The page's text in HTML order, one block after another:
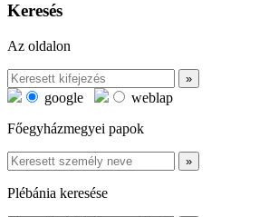
Keresés
Az oldalon
google
weblap
Főegyházmegyei papok
Plébánia keresése